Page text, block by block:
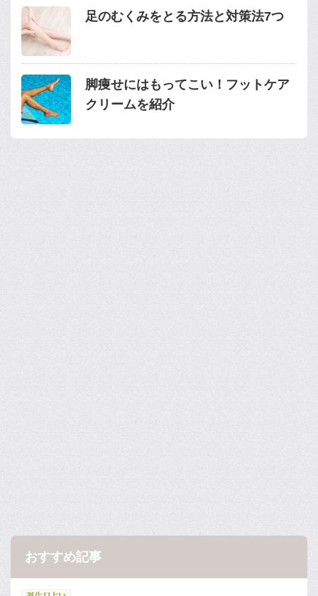
足のむくみをとる方法と対策法7つ
脚痩せにはもってこい！フットケア
クリームを紹介
おすすめ記事